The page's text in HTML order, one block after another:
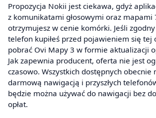
Propozycja Nokii jest ciekawa, gdyż
z komunikatami głosowymi oraz mapami
otrzymujesz w cenie komórki. Jeśli
telefon kupiłeś przed pojawieniem się tej
pobrać Ovi Mapy 3 w formie aktualizacji
Jak zapewnia producent, oferta nie jest
czasowo. Wszystkich dostępnych obecnie
darmową nawigacją i przyszłych
będzie można używać do nawigacji bez
opłat.